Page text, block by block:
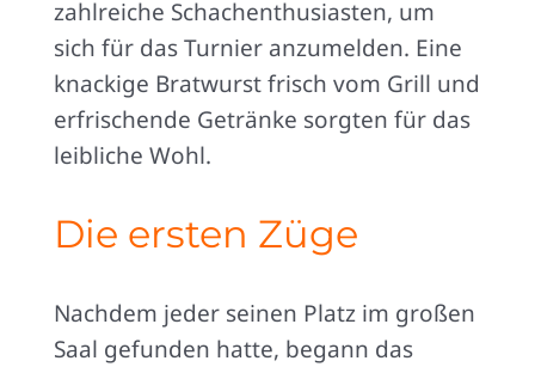
zahlreiche Schachenthusiasten, um
sich für das Turnier anzumelden. Eine
knackige Bratwurst frisch vom Grill und
erfrischende Getränke sorgten für das
leibliche Wohl.
Die ersten Züge
Nachdem jeder seinen Platz im großen
Saal gefunden hatte, begann das